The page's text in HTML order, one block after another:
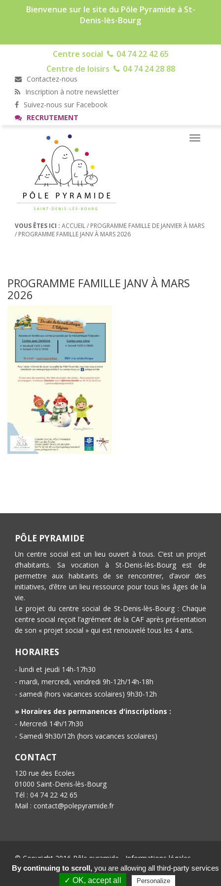
Bienvenue sur le site du Pôle Pyramide à St-
Denis-lès-Bourg
Centre social
04 74 22 42 65
Centre de loisirs
04 74 24 28 88
Contactez-nous
Inscription à notre newsletter
Suivez-nous sur Facebook
RECRUTEMENT
Toggle
VOUS ÊTES ICI : ACCUEIL/ PROGRAMME FAMILLE DE JANVIER À MARS
/ PROGRAMME FAMILLE JANV À MARS 2026
PROGRAMME FAMILLE JANV À MARS
2026
PÔLE PYRAMIDE
Un centre social est un lieu ouvert à tous. C’est un projet
d’habitants. Sa vocation à St-Denis-lès-Bourg est de
permettre aux habitants de se rencontrer, d’avoir des
initiatives, d’être un lieu ressource pour tous les âges de la
vie.
Le projet du centre social de St-Denis-lès-Bourg : Chaque
centre social reçoit l’agrément de la CAF après présentation
de son « projet social » qui est renouvelé tous les 4 ans.
HORAIRES
- lundi et jeudi 14h-17h30
- mardi, mercredi, vendredi 9h-12h/14h-18h
- samedi (hors vacances scolaires) 9h30-12h
» Horaires des permanences d'inscriptions :
- Mercredi 14h/17h30
- Samedi 9h30/12h (hors vacances scolaires)
CONTACT
120 rue des Ecoles
01000 Saint-Denis-lès-Bourg
Tél : 04 74 22 42 65
Mail : contact@polepyramide.fr
© Copyright 2016 Pôle pyramide - Informations légales
Conception :Ab’6net
By continuing to scroll, you are allowing all third-party services
✓ OK, accept all
Personalize